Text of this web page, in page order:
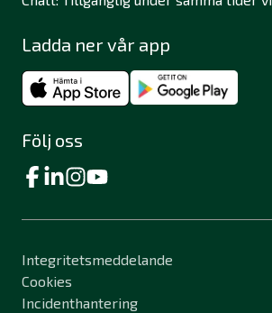
Ladda ner vår app
Följ oss
Integritetsmeddelande
Cookies
Incidenthantering